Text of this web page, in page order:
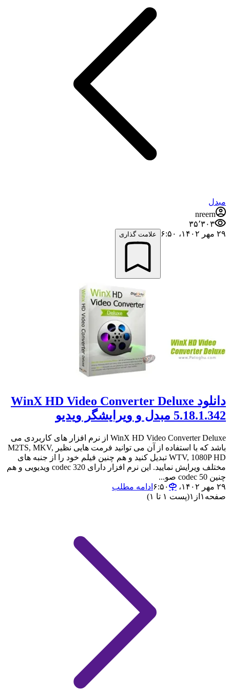
مبدل
nreern
۳۵٬۳۰۳
۲۹ مهر ۱۴۰۲،‏ ۶:۵۰
علامت گذاری
دانلود WinX HD Video Converter Deluxe
5.18.1.342 مبدل و ویرایشگر ویدیو
WinX HD Video Converter Deluxe از نرم افزار های کاربردی می
باشد که با استفاده از آن می توانید فرمت هایی نظیر M2TS, MKV,
WTV, 1080P HD تبدیل کنید و هم چنین فیلم خود را از جنبه های
مختلف ویرایش نمایید. این نرم افزار دارای codec 320 ویدیویی و هم
چنین 50 codec صو...
۲۹ مهر ۱۴۰۲،‏ ۶:۵۰
ادامه مطلب
صفحه ۱ از ۱(پست ۱ تا ۱)